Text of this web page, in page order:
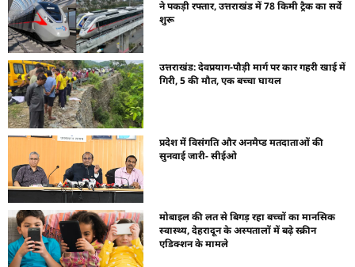
ने पकड़ी रफ्तार, उत्तराखंड में 78 किमी ट्रैक का सर्वे
शुरू
उत्तराखंड: देवप्रयाग-पौड़ी मार्ग पर कार गहरी खाई में
गिरी, 5 की मौत, एक बच्चा घायल
प्रदेश में विसंगति और अनमैप्ड मतदाताओं की
सुनवाई जारी- सीईओ
मोबाइल की लत से बिगड़ रहा बच्चों का मानसिक
स्वास्थ्य, देहरादून के अस्पतालों में बढ़े स्क्रीन
एडिक्शन के मामले